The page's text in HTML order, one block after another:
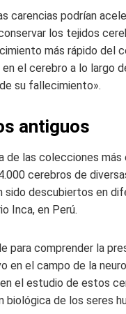
carencias podrían
los tejidos
más rápido del
el cerebro a lo largo
su fallecimiento».
antiguos
de las colecciones
cerebros de
sido descubiertos en
Inca, en Perú.
para comprender la
en el campo de la
el estudio de estos
biológica de los seres